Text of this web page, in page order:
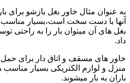
به عنوان مثال خاور بغل بازشو برای
آنها با دست سخت است،بسیار مناسب
بغل های آن میتوان بار را به راحتی
داد.
خاور های مسقف و اتاق دار برای
منزل و لوازم الکتریکی بسیار مناسب
باران به بار میشوند.